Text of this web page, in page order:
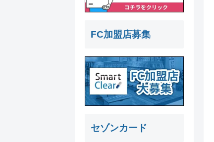
FC加盟店募集
セゾンカード